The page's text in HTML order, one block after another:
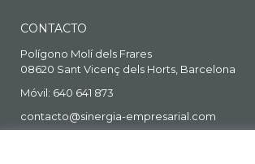
CONTACTO
Polígono Molí dels Frares
08620 Sant Vicenç dels Horts, Barcelona
Móvil: 640 641 873
contacto@sinergia-empresarial.com